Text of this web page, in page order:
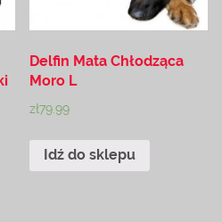
Delfin Mata Chłodząca
Moro L
zł79.99
Idź do sklepu